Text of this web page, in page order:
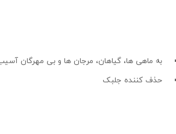
به ماهی ها، گیاهان، مرجان ها و بی مهرگان
حذف کننده جلبک